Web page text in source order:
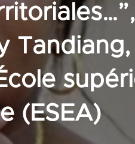
Tandiang,
(ESEA)